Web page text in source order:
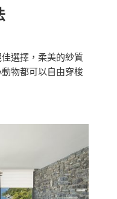
選擇，柔美的紗質
物都可以自由穿梭